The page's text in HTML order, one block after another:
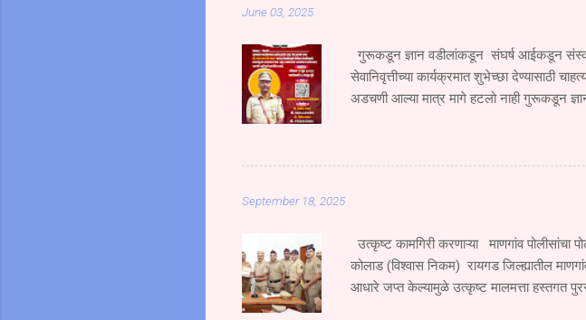
June 03, 2025
गुरूकडून ज्ञान वडीलांकडून संघर्ष आईकडून
सेवानिवृत्तीच्या कार्यक्रमात शुभेच्छा देण्यासाठी
अडचणी आल्या मात्र मागे हटलो नाही गुरूकडून
कर्तव्यदक्ष व लोकप्रिय सेवानिवृत्त उपनिरीक्षक
म्हणाले की 39 वर्षात खूप काही शिकलो तुमच्या
September 18, 2025
उत्कृष्ट कामगिरी करणाऱ्या माणगांव
कोलाड (विश्वास निकम) रायगड जिल्ह्यातील
आधारे जप्त केल्यामुळे उत्कृष्ट मालमत्ता हस्तगत